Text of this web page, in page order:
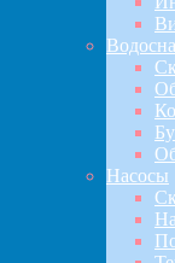
Насосы